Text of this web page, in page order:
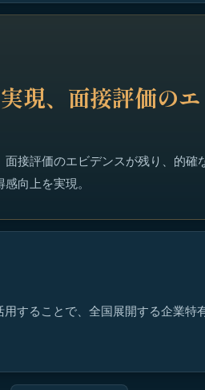
現、面接評価の
接評価のエビデンスが残り、的確
向上を実現。
することで、全国展開する企業特